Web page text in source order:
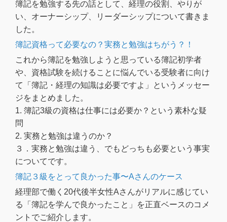
簿記を勉強する先の話として、経理の役割、やりが
い、オーナーシップ、リーダーシップについて書きま
した。
簿記資格って必要なの？実務と勉強はちがう？！
これから簿記を勉強しようと思っている簿記初学者
や、資格試験を続けることに悩んでいる受験者に向け
て「簿記・経理の知識は必要ですよ」というメッセー
ジをまとめました。
1. 簿記3級の資格は仕事には必要か？という素朴な疑
問
2. 実務と勉強は違うのか？
３．実務と勉強は違う、でもどっちも必要という事実
についてです。
簿記３級をとって良かった事〜Aさんのケース
経理部で働く20代後半女性Aさんがリアルに感じてい
る「簿記を学んで良かったこと」を正直ベースのコメ
ントでご紹介します。